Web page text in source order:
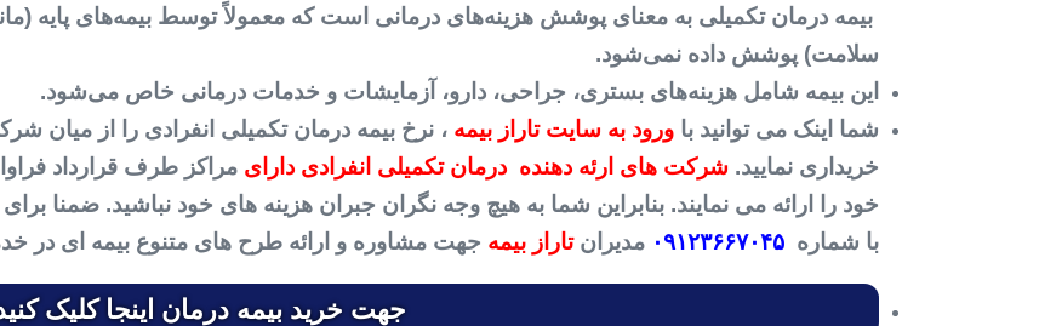
بیمه درمان تکمیلی به معنای پوشش هزینه‌های درمانی است که معمولاً توسط بیمه‌های پایه
سلامت) پوشش داده نمی‌شود.
این بیمه شامل هزینه‌های بستری، جراحی، دارو، آزمایشات و خدمات درمانی خاص می‌شود.
شما اینک می توانید با ورود به سایت تاراز بیمه ، نرخ بیمه درمان تکمیلی انفرادی را از میان
خریداری نمایید. شرکت های ارئه دهنده درمان تکمیلی انفرادی دارای مراکز طرف قرارداد
خود را ارائه می نمایند. بنابراین شما به هیچ وجه نگران جبران هزینه های خود نباشید. ضمنا
با شماره ۰۹۱۲۳۶۶۷۰۴۵ مدیرانتاراز بیمه جهت مشاوره و ارائه طرح های متنوع بیمه ای در
جهت خرید بیمه درمان اینجا کلیک